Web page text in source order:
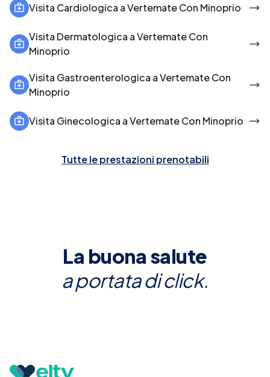
Visita Cardiologica a Vertemate Con Minoprio
Visita Dermatologica a Vertemate Con
Minoprio
Visita Gastroenterologica a Vertemate Con
Minoprio
Visita Ginecologica a Vertemate Con Minoprio
Tutte le prestazioni prenotabili
La buona salute
a portata di click.